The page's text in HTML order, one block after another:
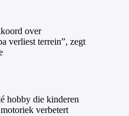
over
verliest terrein”, zegt
hobby die kinderen
verbetert